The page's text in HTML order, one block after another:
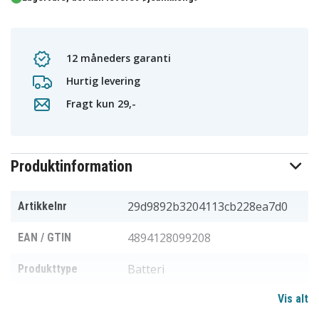
12 måneders garanti
Hurtig levering
Fragt kun 29,-
Produktinformation
Artikkelnr 29d9892b3204113cb228ea7d0
EAN / GTIN 4894128099208
Produkttype Batteri
Vis alt